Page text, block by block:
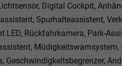
Digital Cockpit,
Spurhalteassistent,
Rückfahrkamera, Park-